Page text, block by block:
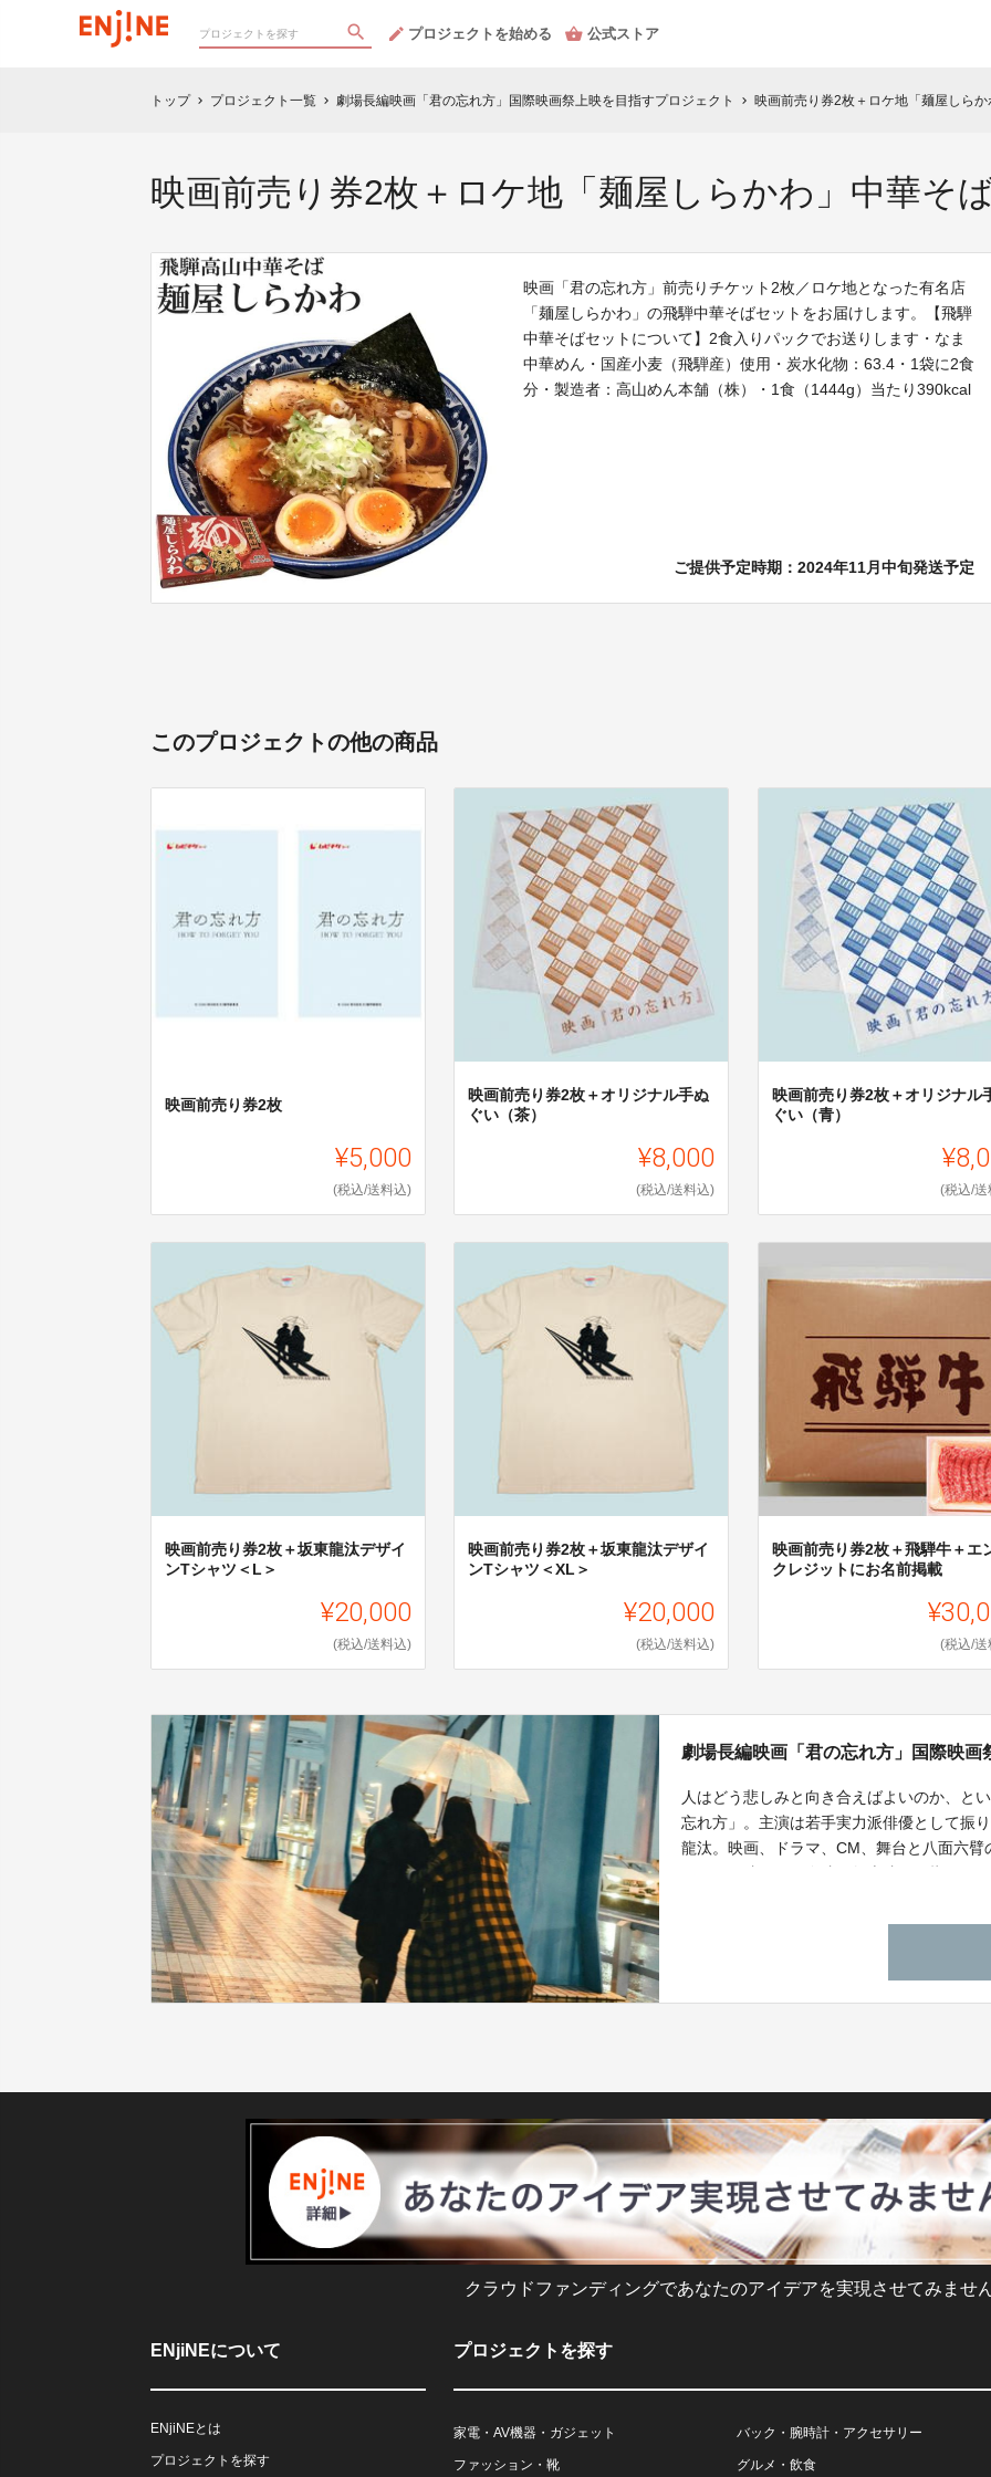
プロジェクトを始める 公式ストア
トップ chevron_right プロジェクト一覧 chevron_right 劇場長編映画「君の忘れ方」国際映画祭上映を目指すプロジェクト chevron_right 映画前売り券2枚＋ロケ地「麺屋しら
映画前売り券2枚＋ロケ地「麺屋しらかわ」中華そ
映画「君の忘れ方」前売りチケット2枚／ロケ地となった有名店
「麺屋しらかわ」の飛騨中華そばセットをお届けします。【飛騨
中華そばセットについて】2食入りパックでお送りします・なま
中華めん・国産小麦（飛騨産）使用・炭水化物：63.4・1袋に2食
分・製造者：高山めん本舗（株）・1食（1444g）当たり390kcal
ご提供予定時期：2024年11月中旬発送予定
このプロジェクトの他の商品
映画前売り券2枚
¥5,000
(税込/送料込)
映画前売り券2枚＋オリジナル手ぬ
ぐい（茶）
¥8,000
(税込/送料込)
映画前売り券2枚＋オリジナル
ぐい（青）
(税込/送
映画前売り券2枚＋坂東龍汰デザイ
ンTシャツ＜L＞
¥20,000
(税込/送料込)
映画前売り券2枚＋坂東龍汰デザイ
ンTシャツ＜XL＞
¥20,000
(税込/送料込)
映画前売り券2枚＋飛騨牛＋エ
クレジットにお名前掲載
(税込/送
劇場長編映画「君の忘れ方」国際映
人はどう悲しみと向き合えばよいのか、と
忘れ方」。主演は若手実力派俳優として振
龍汰。映画、ドラマ、CM、舞台と八面六
クラウドファンディングであなたのアイデアを実現させてみませ
ENjiNEについて
ENjiNEとは
プロジェクトを探す
プロジェクトを探す
家電・AV機器・ガジェット バック・腕時計・アクセサリー
ファッション・靴 グルメ・飲食